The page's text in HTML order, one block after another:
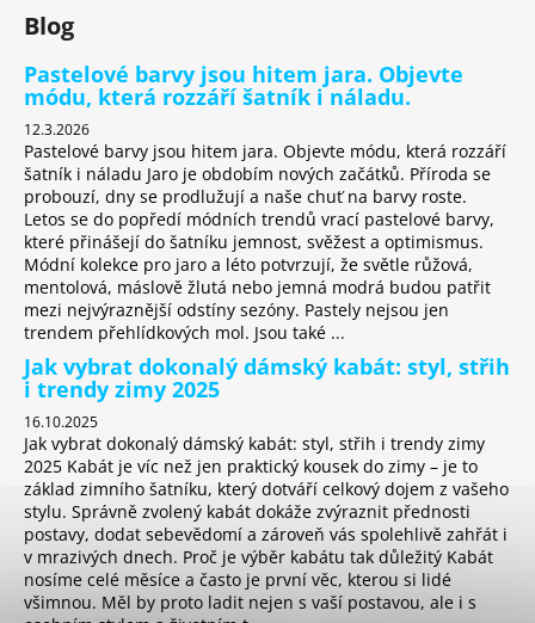
Blog
Pastelové barvy jsou hitem jara. Objevte
módu, která rozzáří šatník i náladu.
12.3.2026
Pastelové barvy jsou hitem jara. Objevte módu, která rozzáří
šatník i náladu Jaro je obdobím nových začátků. Příroda se
probouzí, dny se prodlužují a naše chuť na barvy roste.
Letos se do popředí módních trendů vrací pastelové barvy,
které přinášejí do šatníku jemnost, svěžest a optimismus.
Módní kolekce pro jaro a léto potvrzují, že světle růžová,
mentolová, máslově žlutá nebo jemná modrá budou patřit
mezi nejvýraznější odstíny sezóny. Pastely nejsou jen
trendem přehlídkových mol. Jsou také ...
Jak vybrat dokonalý dámský kabát: styl, střih
i trendy zimy 2025
16.10.2025
Jak vybrat dokonalý dámský kabát: styl, střih i trendy zimy
2025 Kabát je víc než jen praktický kousek do zimy – je to
základ zimního šatníku, který dotváří celkový dojem z vašeho
stylu. Správně zvolený kabát dokáže zvýraznit přednosti
postavy, dodat sebevědomí a zároveň vás spolehlivě zahřát i
v mrazivých dnech. Proč je výběr kabátu tak důležitý Kabát
nosíme celé měsíce a často je první věc, kterou si lidé
všimnou. Měl by proto ladit nejen s vaší postavou, ale i s